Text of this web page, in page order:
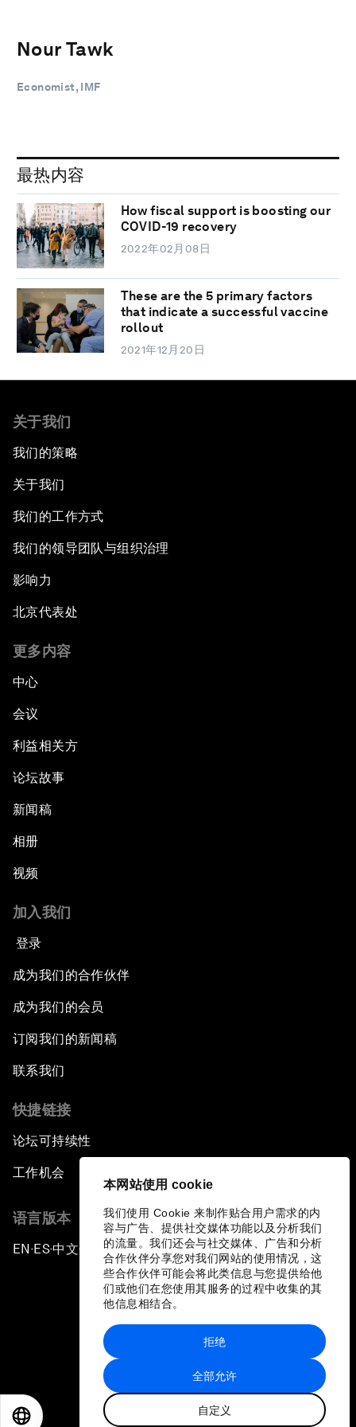
本网站使用 cookie
我们使用 Cookie 来制作贴合用户需求的内
容与广告、提供社交媒体功能以及分析我们
的流量。我们还会与社交媒体、广告和分析
合作伙伴分享您对我们网站的使用情况，这
些合作伙伴可能会将此类信息与您提供给他
们或他们在您使用其服务的过程中收集的其
他信息相结合。
全部允许
自定义
拒绝
Nour Tawk
Economist, IMF
最热内容
How fiscal support is boosting our
COVID-19 recovery
2022年02月08日
These are the 5 primary factors
that indicate a successful vaccine
rollout
2021年12月20日
关于我们
我们的策略
关于我们
我们的工作方式
我们的领导团队与组织治理
影响力
北京代表处
更多内容
中心
会议
利益相关方
论坛故事
新闻稿
相册
视频
加入我们
登录
成为我们的合作伙伴
成为我们的会员
订阅我们的新闻稿
联系我们
快捷链接
论坛可持续性
工作机会
语言版本
EN ▪ES▪中文▪ 日本語
站点地图
世界经济论坛